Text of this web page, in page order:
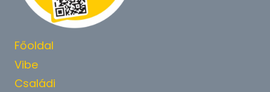
Főoldal
Vibe
Családi